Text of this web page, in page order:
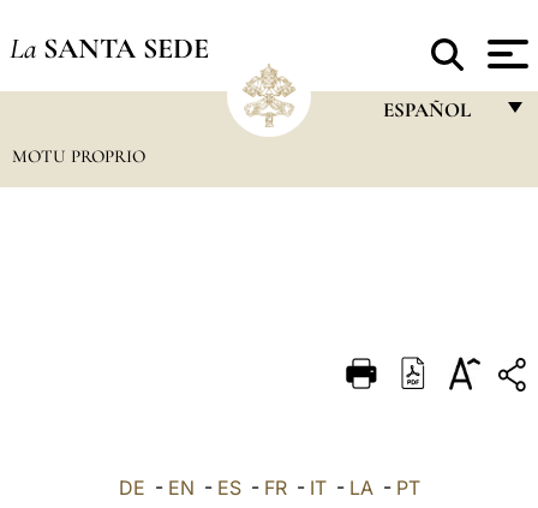
La SANTA SEDE
ESPAÑOL
DEUTSCH
العربيّة
MOTU PROPRIO
DE - EN - ES- FR- IT- LA- PT